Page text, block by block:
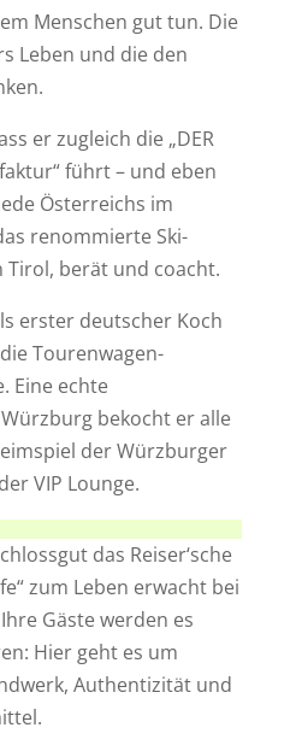
Menschen gut tun. Die
Leben und die den
er zugleich die „DER
führt – und eben
Österreichs im
renommierte Ski-
Tirol, berät und coacht.
erster deutscher Koch
Tourenwagen-
Eine echte
bekocht er alle
der Würzburger
VIP Lounge.
das Reiser‘sche
zum Leben erwacht bei
Gäste werden es
Hier geht es um
Authentizität und